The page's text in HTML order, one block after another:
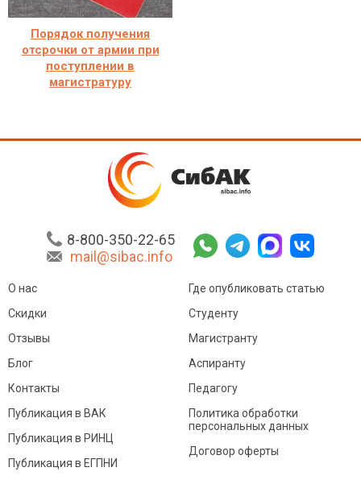
Порядок получения
отсрочки от армии при
поступлении в
магистратуру
8-800-350-22-65
mail@sibac.info
О нас
Скидки
Отзывы
Блог
Контакты
Где опубликовать статью
Студенту
Магистранту
Аспиранту
Педагогу
Публикация в ВАК
Публикация в РИНЦ
Публикация в ЕГПНИ
Политика обработки
персональных данных
Договор оферты